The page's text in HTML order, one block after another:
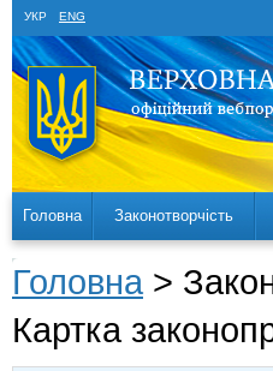
УКР ENG
Головна Законотворчість
Головна >
Картка